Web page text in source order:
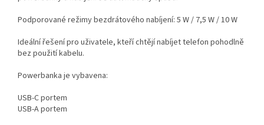
Podporované režimy bezdrátového nabíjení: 5 W / 7,5 W / 10 W
Ideální řešení pro uživatele, kteří chtějí nabíjet telefon pohodlně
bez použití kabelu.
Powerbanka je vybavena:
USB-C portem
USB-A portem